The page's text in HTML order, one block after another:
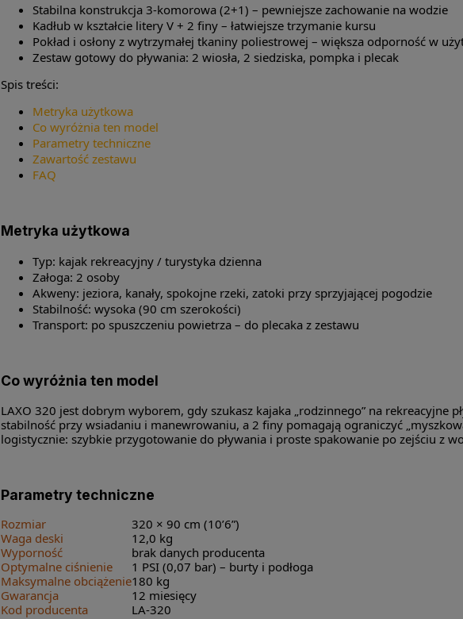
Stabilna konstrukcja 3-komorowa (2+1) – pewniejsze zachowanie na wodzie
Kadłub w kształcie litery V + 2 finy – łatwiejsze trzymanie kursu
Pokład i osłony z wytrzymałej tkaniny poliestrowej – większa odporność w
Zestaw gotowy do pływania: 2 wiosła, 2 siedziska, pompka i plecak
Spis treści:
Metryka użytkowa
Co wyróżnia ten model
Parametry techniczne
Zawartość zestawu
FAQ
Metryka użytkowa
Typ: kajak rekreacyjny / turystyka dzienna
Załoga: 2 osoby
Akweny: jeziora, kanały, spokojne rzeki, zatoki przy sprzyjającej pogodzie
Stabilność: wysoka (90 cm szerokości)
Transport: po spuszczeniu powietrza – do plecaka z zestawu
Co wyróżnia ten model
LAXO 320 jest dobrym wyborem, gdy szukasz kajaka „rodzinnego” na rekreacyjne
stabilność przy wsiadaniu i manewrowaniu, a 2 finy pomagają ograniczyć
logistycznie: szybkie przygotowanie do pływania i proste spakowanie po zejściu z
Parametry techniczne
Rozmiar
320 × 90 cm (10’6”)
Waga deski
12,0 kg
Wyporność
brak danych producenta
Optymalne ciśnienie
1 PSI (0,07 bar) – burty i podłoga
Maksymalne obciążenie180 kg
Gwarancja
12 miesięcy
Kod producenta
LA-320